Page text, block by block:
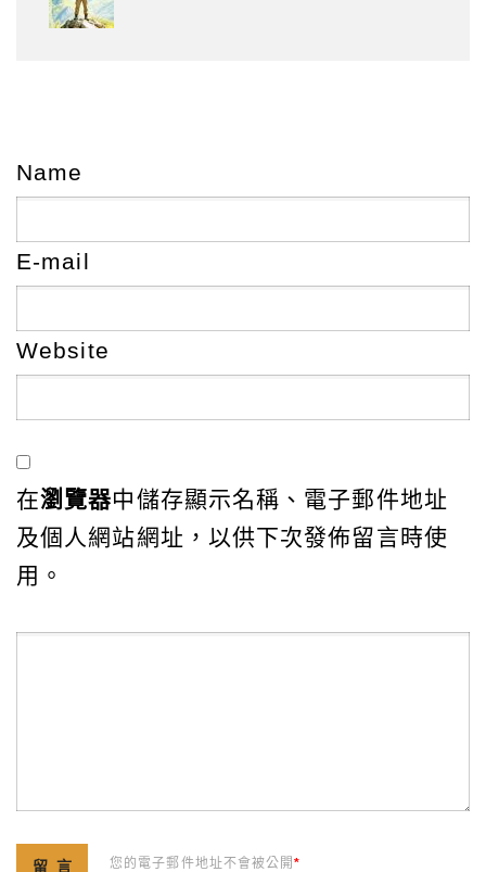
Name
E-mail
Website
在瀏覽器中儲存顯示名稱、電子郵件地址
及個人網站網址，以供下次發佈留言時使
用。
您的電子郵件地址不會被公開*